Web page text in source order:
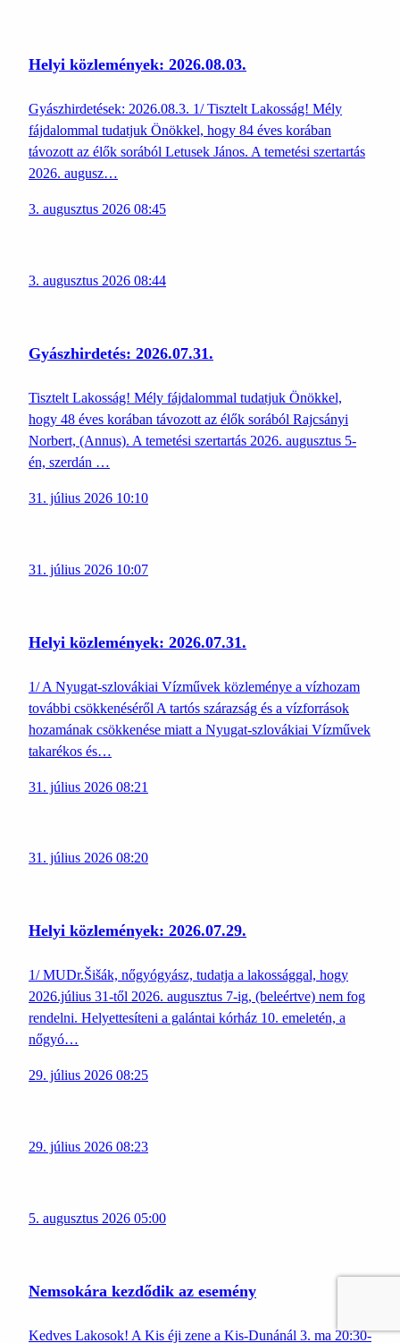
Helyi közlemények: 2026.08.03.
Gyászhirdetések: 2026.08.3. 1/ Tisztelt Lakosság! Mély
fájdalommal tudatjuk Önökkel, hogy 84 éves korában
távozott az élők sorából Letusek János. A temetési szertartás
2026. augusz…
3. augusztus 2026 08:45
3. augusztus 2026 08:44
Gyászhirdetés: 2026.07.31.
Tisztelt Lakosság! Mély fájdalommal tudatjuk Önökkel,
hogy 48 éves korában távozott az élők sorából Rajcsányi
Norbert, (Annus). A temetési szertartás 2026. augusztus 5-
én, szerdán …
31. július 2026 10:10
31. július 2026 10:07
Helyi közlemények: 2026.07.31.
1/ A Nyugat-szlovákiai Vízművek közleménye a vízhozam
további csökkenéséről A tartós szárazság és a vízforrások
hozamának csökkenése miatt a Nyugat-szlovákiai Vízművek
takarékos és…
31. július 2026 08:21
31. július 2026 08:20
Helyi közlemények: 2026.07.29.
1/ MUDr.Šišák, nőgyógyász, tudatja a lakossággal, hogy
2026.július 31-től 2026. augusztus 7-ig, (beleértve) nem fog
rendelni. Helyettesíteni a galántai kórház 10. emeletén, a
nőgyó…
29. július 2026 08:25
29. július 2026 08:23
5. augusztus 2026 05:00
Nemsokára kezdődik az esemény
Kedves Lakosok! A Kis éji zene a Kis-Dunánál 3. ma 20:30-